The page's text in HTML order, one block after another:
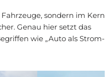
son­dern im Kern
Genau hier setzt das
wie „Auto als Strom­